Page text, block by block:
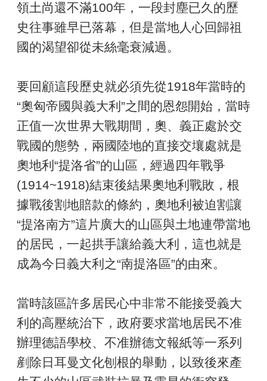
領土尚還不滿100年，一段封塵已久的歷
史往事雖早已落幕，但是當地人心回歸祖
國的渴望卻從未絲毫衰減過。
要回顧這段歷史就必須先從1918年當時的
“奧匈帝國與義大利”之間的恩怨開始，當時
正值一次世界大戰期間，奧、義正處於交
戰國的態勢，兩國陸地的直接交壤處就是
奧地利“提洛省”的山區，經過四年戰爭
(1914~1918)結束後結果奧地利戰敗，根
據戰後割地賠款的條約，奧地利被迫割讓
“提洛南方”這片廣大的山區與土地連帶當地
的居民，一起拱手讓給義大利，這也就是
成為今日義大利之“南提洛區”的由來。
當時該區許多居民心中非常不能接受義大
利的高壓統治下，政府要求當地居民不准
辦理德語學校、不准辦德文報紙等一系列
剷除日耳曼文化刨根的舉動，以致後來產